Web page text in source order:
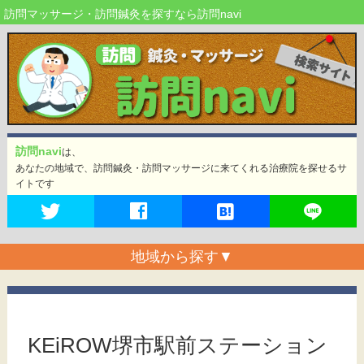
訪問マッサージ・訪問鍼灸を探すなら訪問navi
訪問naviは、
あなたの地域で、訪問鍼灸・訪問マッサージに来てくれる治療院を探せるサ
イトです
地域から探す ▼
KEiROW堺市駅前ステーション